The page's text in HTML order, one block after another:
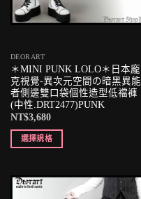
DEORART
＊MINI PUNK LOLO＊日本龐
克視覺-異次元空間の暗黑異能
者側邊雙口袋個性造型低襠褲
(中性.DRT2477)PUNK
NT$3,680
選擇規格